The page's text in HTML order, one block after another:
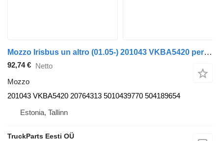
Mozzo Irisbus un altro (01.05-) 201043 VKBA5420 per autobus Irisbus Access, Evadys, Axer, Karosa, Recreo, Domino, Agora, Citelis, Eurorider (1999-)
92,74 € Netto
Mozzo
201043 VKBA5420 20764313 5010439770 504189654
Estonia, Tallinn
TruckParts Eesti OÜ